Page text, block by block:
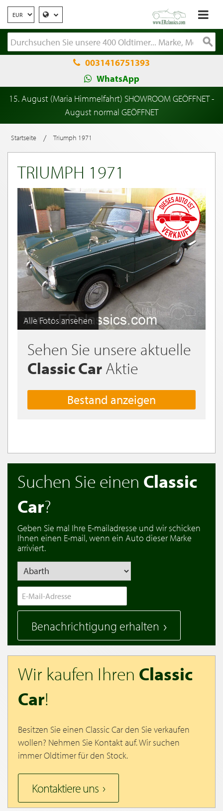
0031416751393
WhatsApp
15. August (Maria Himmelfahrt) SHOWROOM GEÖFFNET -
August normal GEÖFFNET
Startseite / Triumph 1971
TRIUMPH 1971
Alle Fotos ansehen
Sehen Sie unsere aktuelle
Classic Car Aktie
Bestand anzeigen
Suchen Sie einen Classic
Car?
Geben Sie mal Ihre E-mailadresse und wir schicken
Ihnen einen E-mail, wenn ein Auto dieser Marke
arriviert.
Benachrichtigung erhalten
Wir kaufen Ihren Classic
Car!
Besitzen Sie einen Classic Car den Sie verkaufen
wollen? Nehmen Sie Kontakt auf. Wir suchen
immer Oldtimer für den Stock.
Kontaktiere uns